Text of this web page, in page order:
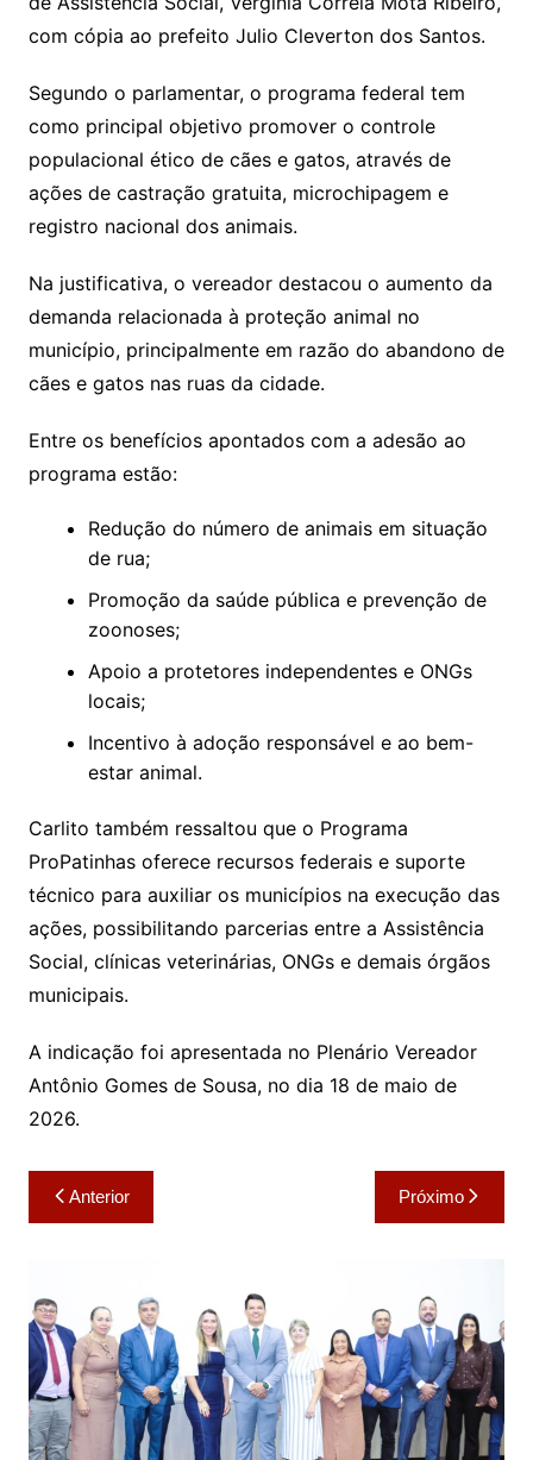
com cópia ao prefeito Julio Cleverton dos Santos.
Segundo o parlamentar, o programa federal tem
como principal objetivo promover o controle
populacional ético de cães e gatos, através de
ações de castração gratuita, microchipagem e
registro nacional dos animais.
Na justificativa, o vereador destacou o aumento da
demanda relacionada à proteção animal no
município, principalmente em razão do abandono de
cães e gatos nas ruas da cidade.
Entre os benefícios apontados com a adesão ao
programa estão:
Redução do número de animais em situação
de rua;
Promoção da saúde pública e prevenção de
zoonoses;
Apoio a protetores independentes e ONGs
locais;
Incentivo à adoção responsável e ao bem-
estar animal.
Carlito também ressaltou que o Programa
ProPatinhas oferece recursos federais e suporte
técnico para auxiliar os municípios na execução das
ações, possibilitando parcerias entre a Assistência
Social, clínicas veterinárias, ONGs e demais órgãos
municipais.
A indicação foi apresentada no Plenário Vereador
Antônio Gomes de Sousa, no dia 18 de maio de
2026.
Navegação
de
Anterior Próximo